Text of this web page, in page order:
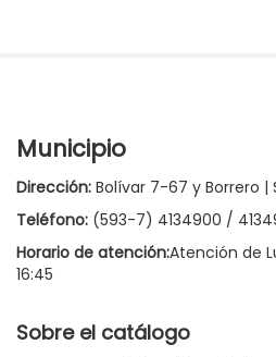
Municipio
Dirección: Bolívar 7-67 y Borrero |
Teléfono: (593-7) 4134900 /
Horario de atención:Atención de
16:45
Sobre el catálogo